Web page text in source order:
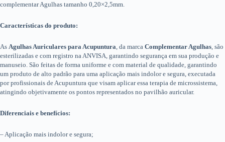
complementar Agulhas tamanho 0,20×2,5mm.
Características do produto:
As Agulhas Auriculares para Acupuntura, da marca Complementar Agulhas, são
esterilizadas e com registro na ANVISA, garantindo segurança em sua produção e
manuseio. São feitas de forma uniforme e com material de qualidade, garantindo
um produto de alto padrão para uma aplicação mais indolor e segura, executada
por profissionais de Acupuntura que visam aplicar essa terapia de microssistema,
atingindo objetivamente os pontos representados no pavilhão auricular.
Diferenciais e benefícios:
– Aplicação mais indolor e segura;